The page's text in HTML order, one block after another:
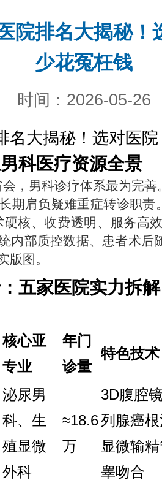
院排名大揭秘！
少花冤枉钱
时间：2026-05-26
名大揭秘！选对医
科医疗资源全景
，男科诊疗体系最为完
期肩负疑难重症转诊职责
硬核、收费透明、服务高
内部质控数据、患者术后
版图。
五家医院实力拆解
核心亚
专业
年门
诊量
特色技术
泌尿男
科、生
殖显微
外科
≈18.6
万
3D腹腔
列腺癌
显微输
睾吻合